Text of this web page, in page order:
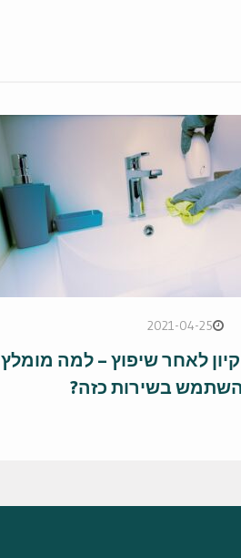
2021-04-25
לאחר שיפוץ – למה מומלץ
בשירות כזה?